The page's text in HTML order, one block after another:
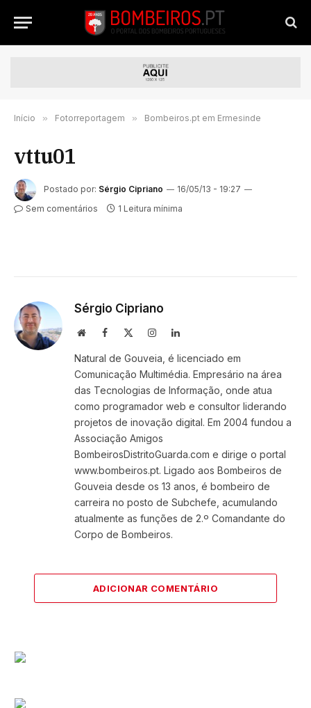
Início » Fotorreportagem » Bombeiros.pt em Ermesinde
vttu01
Postado por: Sérgio Cipriano
16/05/13 - 19:27
Sem comentários
1 Leitura mínima
Sérgio Cipriano
WebsiteFacebook InstagramLinkedIn
Natural de Gouveia, é licenciado em
Comunicação Multimédia. Empresário na área
das Tecnologias de Informação, onde atua
como programador web e consultor liderando
projetos de inovação digital. Em 2004 fundou a
Associação Amigos
BombeirosDistritoGuarda.com e dirige o portal
www.bombeiros.pt. Ligado aos Bombeiros de
Gouveia desde os 13 anos, é bombeiro de
carreira no posto de Subchefe, acumulando
atualmente as funções de 2.º Comandante do
Corpo de Bombeiros.
ADICIONAR COMENTÁRIO